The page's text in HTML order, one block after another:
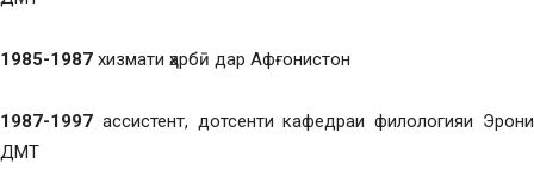
1985-1987 хизмати ҳарбӣ дар Афғонистон
1987-1997 ассистент, дотсенти кафедраи филологияи Эрони
ДМТ